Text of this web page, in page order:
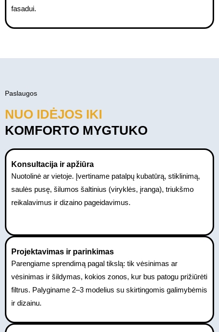
fasadui.
Paslaugos
NUO IDĖJOS IKI
KOMFORTO MYGTUKO
Konsultacija ir apžiūra
Nuotolinė ar vietoje. Įvertiname patalpų kubatūrą, stiklinimą,
saulės pusę, šilumos šaltinius (viryklės, įranga), triukšmo
reikalavimus ir dizaino pageidavimus.
Projektavimas ir parinkimas
Parengiame sprendimą pagal tikslą: tik vėsinimas ar
vėsinimas ir šildymas, kokios zonos, kur bus patogu prižiūrėti
filtrus. Palyginame 2–3 modelius su skirtingomis galimybėmis
ir dizainu.